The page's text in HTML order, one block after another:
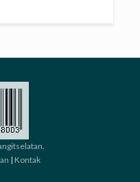
.
| Kontak